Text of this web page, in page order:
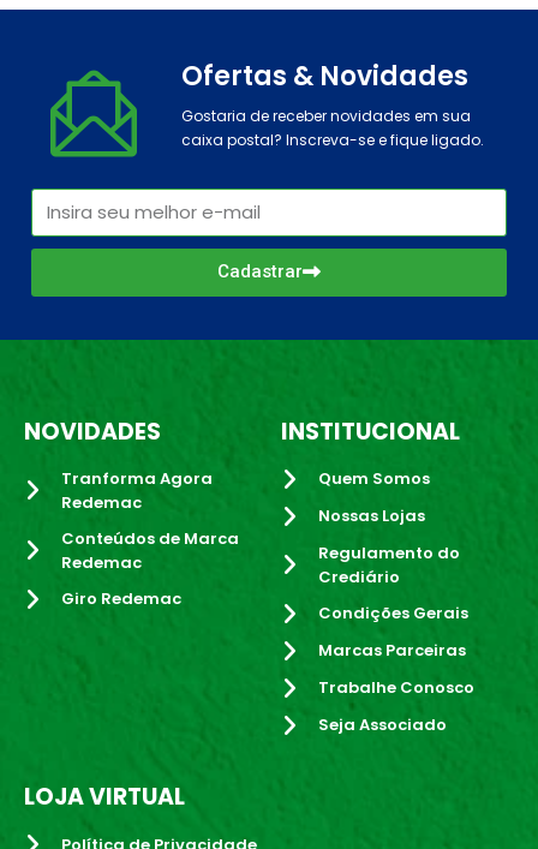
Ofertas & Novidades
Gostaria de receber novidades em sua
caixa postal? Inscreva-se e fique ligado.
Cadastrar
NOVIDADES
Tranforma Agora
Redemac
Conteúdos de Marca
Redemac
Giro Redemac
INSTITUCIONAL
Quem Somos
Nossas Lojas
Regulamento do
Crediário
Condições Gerais
Marcas Parceiras
Trabalhe Conosco
Seja Associado
LOJA VIRTUAL